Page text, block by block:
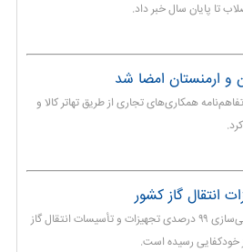
و ارمنستان امضا شد
همکاری‌های تجاری از طریق تهاتر کالا و
مدیرعامل شرکت انتقال گاز ایران از بومی‌سازی ۹۹ درصدی تجهیزات و تأسیسات انتقال گاز
خودکفایی رسیده است.